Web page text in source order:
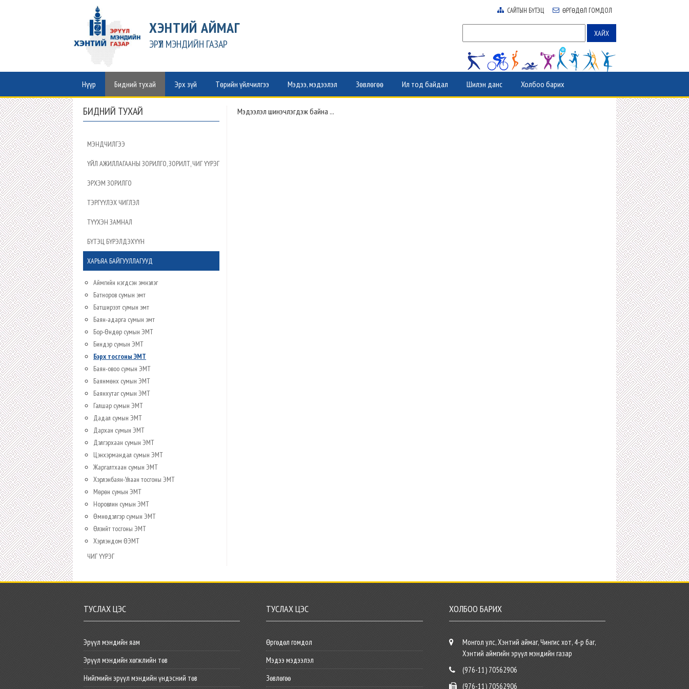
ХЭНТИЙ АЙМАГ
ЭРҮҮЛ МЭНДИЙН ГАЗАР
САЙТЫН БҮТЭЦ ӨРГӨДӨЛ ГОМДОЛ
Нүүр Бидний тухай Эрх зүй Төрийн үйлчилгээ Мэдээ, мэдээлэл Зөвлөгөө Ил тод байдал Шилэн данс Холбоо барих
БИДНИЙ ТУХАЙ
МЭНДЧИЛГЭЭ
ҮЙЛ АЖИЛЛАГААНЫ ЗОРИЛГО, ЗОРИЛТ, ЧИГ ҮҮРЭГ
ЭРХЭМ ЗОРИЛГО
ТЭРГҮҮЛЭХ ЧИГЛЭЛ
ТҮҮХЭН ЗАМНАЛ
БҮТЭЦ БҮРЭЛДЭХҮҮН
ХАРЬЯА БАЙГУУЛЛАГУУД
Аймгийн нэгдсэн эмнэлэг
Батноров сумын эмт
Батширээт сумын эмт
Баян-адарга сумын эмт
Бор-Өндөр сумын ЭМТ
Биндэр сумын ЭМТ
Бэрх тосгоны ЭМТ
Баян-овоо сумын ЭМТ
Баянмөнх сумын ЭМТ
Баянхутаг сумын ЭМТ
Галшар сумын ЭМТ
Дадал сумын ЭМТ
Дархан сумын ЭМТ
Дэлгэрхаан сумын ЭМТ
Цэнхэрмандал сумын ЭМТ
Жаргалтхаан сумын ЭМТ
Хэрлэнбаян-Улаан тосгоны ЭМТ
Мөрөн сумын ЭМТ
Норовлин сумын ЭМТ
Өмнөдэлгэр сумын ЭМТ
Өлзийт тосгоны ЭМТ
Хэрлэндом ӨЭМТ
ЧИГ ҮҮРЭГ
Мэдээлэл шинэчлэгдэж байна ...
ТУСЛАХ ЦЭС
Эрүүл мэндийн яам
Эрүүл мэндийн хөгжлийн төв
Нийгмийн эрүүл мэндийн үндэсний төв
ТУСЛАХ ЦЭС
Өргөдөл гомдол
Мэдээ мэдээлэл
Зөвлөгөө
ХОЛБОО БАРИХ
Монгол улс, Хэнтий аймаг, Чингис хот, 4-р баг,
Хэнтий аймгийн эрүүл мэндийн газар
(976-11) 70562906
(976-11) 70562906